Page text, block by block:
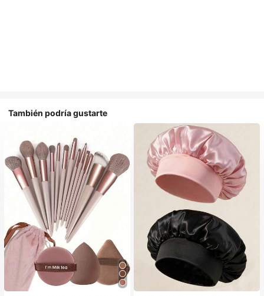
También podría gustarte
#1 Más vendidos
en Multicolor Gorros para el pelo para mujer
Establecido hace 1 año